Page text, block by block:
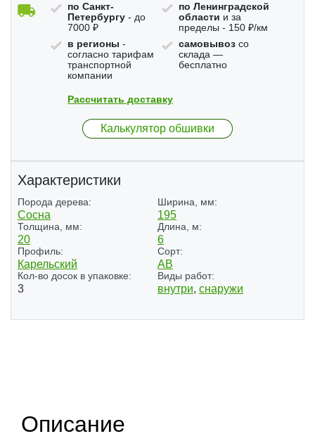
по Санкт-
Петербургу - до
7000 ₽
по Ленинградской
области и за
пределы - 150 ₽/км
в регионы -
согласно тарифам
транспортной
компании
самовывозсо
склада —
бесплатно
Рассчитать доставку
Калькулятор обшивки
Характеристики
Порода дерева:
Сосна
Ширина, мм:
195
Толщина, мм:
20
Длина, м:
6
Профиль:
Карельский
Сорт:
АВ
Кол-во досок в упаковке:
3
Виды работ:
внутри, снаружи
Описание